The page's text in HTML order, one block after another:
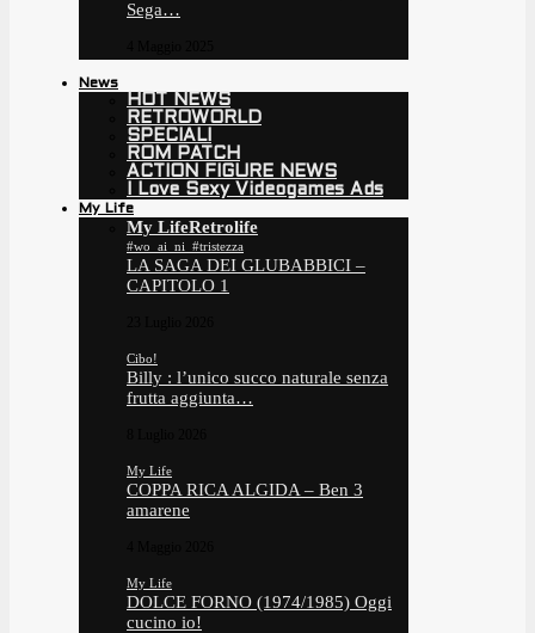
Sega…
News
HOT NEWS
RETROWORLD
SPECIALI
ROM PATCH
ACTION FIGURE NEWS
I Love Sexy Videogames Ads
My Life
My LifeRetrolife
#wo_ai_ni_#tristezza
LA SAGA DEI GLUBABBICI –
CAPITOLO 1
Cibo!
Billy : l’unico succo naturale senza
frutta aggiunta…
My Life
COPPA RICA ALGIDA – Ben 3
amarene
My Life
DOLCE FORNO (1974/1985) Oggi
cucino io!